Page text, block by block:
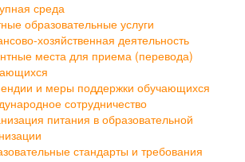
среда
образовательные услуги
хозяйственная деятельность
места для приема (перевода)
и меры поддержки обучающихся
сотрудничество
питания в образовательной
стандарты и требования